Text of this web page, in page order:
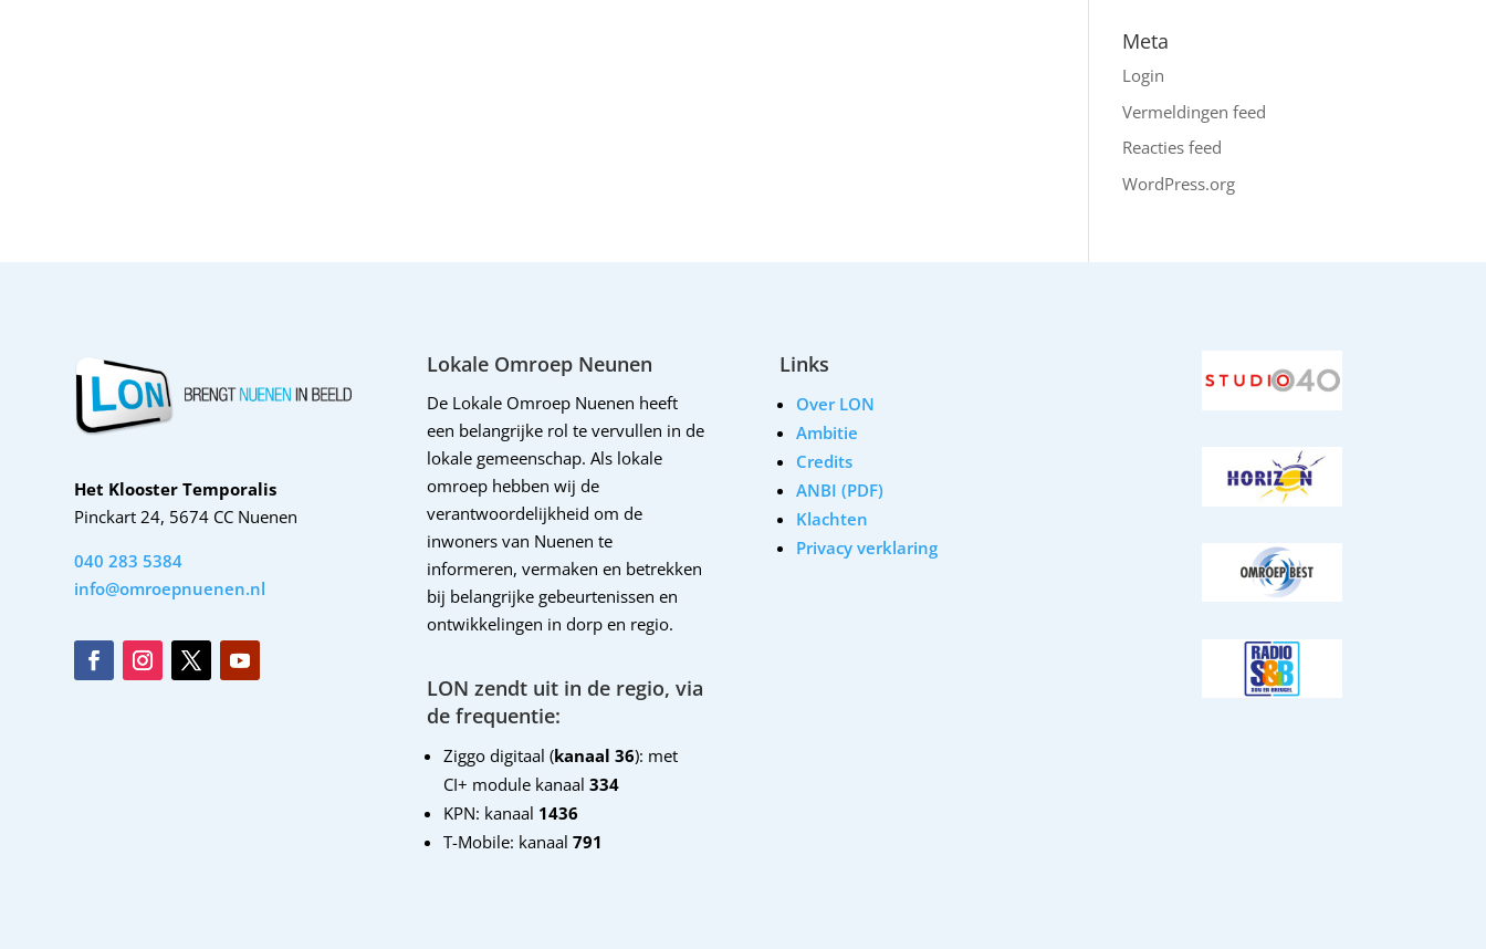
Meta
Login
Vermeldingen feed
Reacties feed
WordPress.org
Het Klooster Temporalis
Pinckart 24, 5674 CC Nuenen
040 283 5384
info@omroepnuenen.nl
Lokale Omroep Neunen
De Lokale Omroep Nuenen heeft
een belangrijke rol te vervullen in de
lokale gemeenschap. Als lokale
omroep hebben wij de
verantwoordelijkheid om de
inwoners van Nuenen te
informeren, vermaken en betrekken
bij belangrijke gebeurtenissen en
ontwikkelingen in dorp en regio.
LON zendt uit in de regio, via
de frequentie:
Ziggo digitaal (kanaal 36): met
CI+ module kanaal 334
KPN: kanaal 1436
T-Mobile: kanaal791
Links
Over LON
Ambitie
Credits
ANBI (PDF)
Klachten
Privacy verklaring